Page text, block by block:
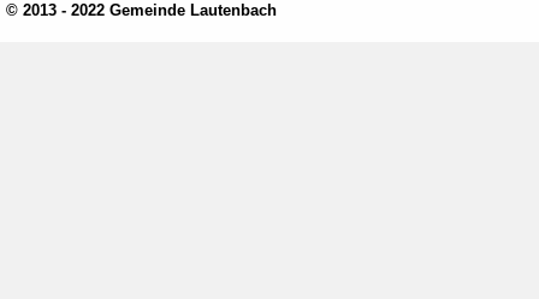
© 2013 - 2022 Gemeinde Lautenbach